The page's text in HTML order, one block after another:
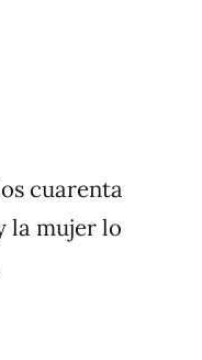
cuarenta
la mujer lo